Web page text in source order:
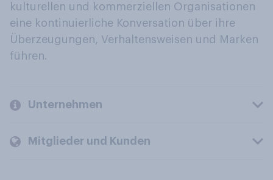
kulturellen und kommerziellen Organisationen
eine kontinuierliche Konversation über ihre
Überzeugungen, Verhaltensweisen und Marken
führen.
Unternehmen
Mitglieder und Kunden